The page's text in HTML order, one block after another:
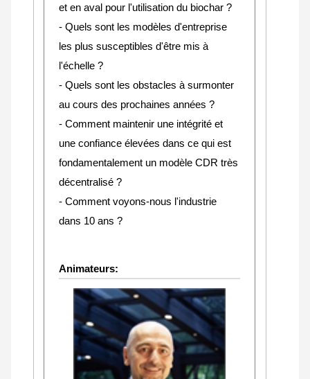
et en aval pour l'utilisation du biochar ?
- Quels sont les modèles d'entreprise
les plus susceptibles d'être mis à
l'échelle ?
- Quels sont les obstacles à surmonter
au cours des prochaines années ?
- Comment maintenir une intégrité et
une confiance élevées dans ce qui est
fondamentalement un modèle CDR très
décentralisé ?
- Comment voyons-nous l'industrie
dans 10 ans ?
Animateurs: